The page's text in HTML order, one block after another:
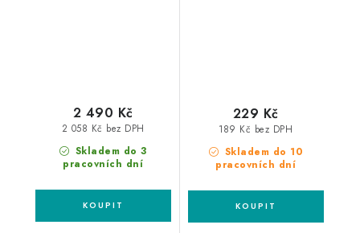
Skladem do 3
pracovních dní
2 058 Kč bez DPH
2 490 Kč
Skladem do 10
pracovních dní
189 Kč bez DPH
229 Kč